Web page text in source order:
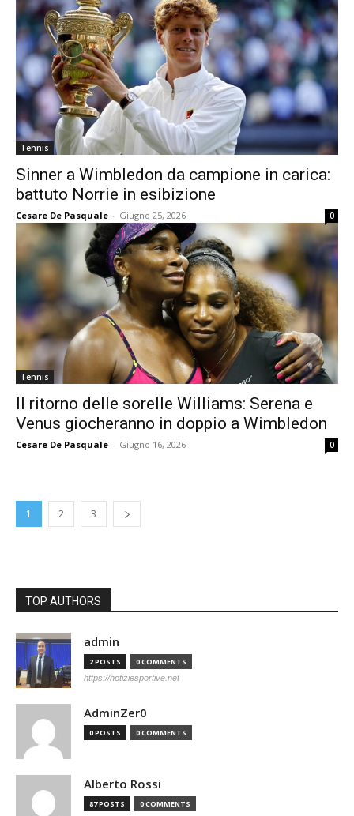
Tennis
Sinner a Wimbledon da campione in carica:
battuto Norrie in esibizione
Cesare De Pasquale - Giugno 25, 2026 0
Tennis
Il ritorno delle sorelle Williams: Serena e
Venus giocheranno in doppio a Wimbledon
Cesare De Pasquale - Giugno 16, 2026 0
1 2 3
TOP AUTHORS
admin
2 POSTS 0 COMMENTS
https://notiziesportive.net
AdminZer0
0 POSTS 0 COMMENTS
Alberto Rossi
87 POSTS 0 COMMENTS